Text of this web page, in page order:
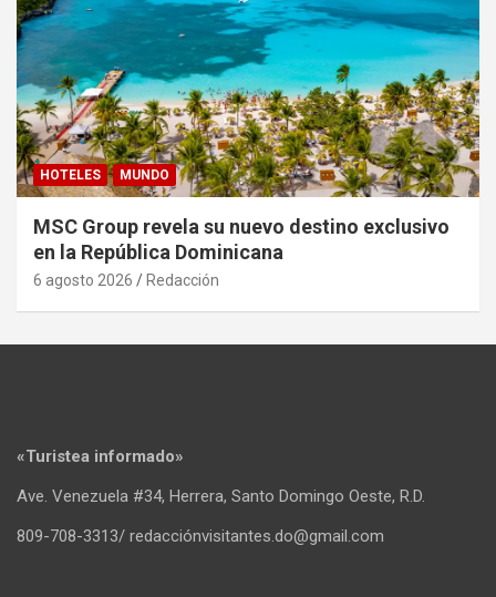
HOTELES MUNDO
MSC Group revela su nuevo destino exclusivo
en la República Dominicana
6 agosto 2026 Redacción
«Turistea informado»
Ave. Venezuela #34, Herrera, Santo Domingo Oeste, R.D.
809-708-3313/ redacciónvisitantes.do@gmail.com